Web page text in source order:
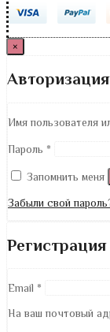
×
Авторизация
Имя пользователя
Пароль *
Запомнить меня
Забыли свой
Регистрация
Email *
На ваш почтовый